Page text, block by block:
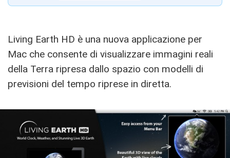
Living Earth HD è una nuova applicazione per
Mac che consente di visualizzare immagini reali
della Terra ripresa dallo spazio con modelli di
previsioni del tempo riprese in diretta.